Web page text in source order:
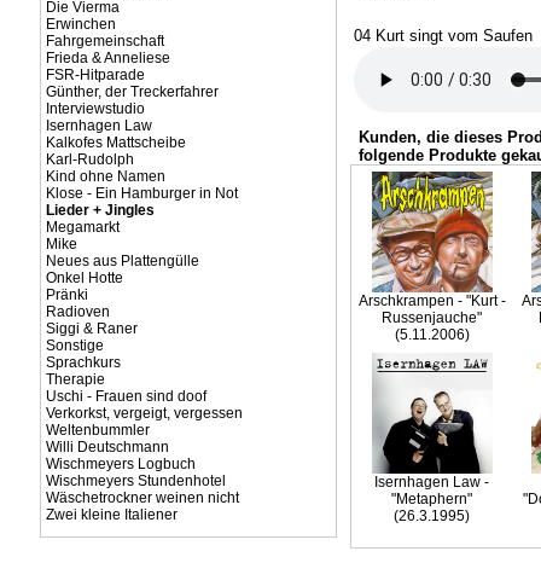
Die Vierma
Erwinchen
Fahrgemeinschaft
Frieda & Anneliese
FSR-Hitparade
Günther, der Treckerfahrer
Interviewstudio
Isernhagen Law
Kalkofes Mattscheibe
Karl-Rudolph
Kind ohne Namen
Klose - Ein Hamburger in Not
Lieder + Jingles
Megamarkt
Mike
Neues aus Plattengülle
Onkel Hotte
Pränki
Radioven
Siggi & Raner
Sonstige
Sprachkurs
Therapie
Uschi - Frauen sind doof
Verkorkst, vergeigt, vergessen
Weltenbummler
Willi Deutschmann
Wischmeyers Logbuch
Wischmeyers Stundenhotel
Wäschetrockner weinen nicht
Zwei kleine Italiener
04 Kurt singt vom Saufen
Kunden, die dieses
folgende Produkte
Arschkrampen - "Kurt -
Russenjauche"
(5.11.2006)
Isernhagen Law -
"Metaphern"
(26.3.1995)